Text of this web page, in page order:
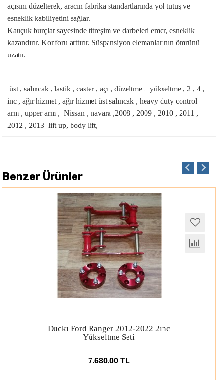
açısını düzelterek, aracın fabrika standartlarında yol tutuş ve
esneklik kabiliyetini sağlar.
Kauçuk burçlar sayesinde titreşim ve darbeleri emer, esneklik
kazandırır. Konforu arttırır. Süspansiyon elemanlarının ömrünü
uzatır.
üst , salıncak , lastik , caster , açı , düzeltme , yükseltme , 2 , 4 ,
inc , ağır hizmet , ağır hizmet üst salıncak , heavy duty control
arm , upper arm , Nissan , navara ,2008 , 2009 , 2010 , 2011 ,
2012 , 2013 lift up, body lift,
Benzer Ürünler
Ducki Dmax 2012-2019 için